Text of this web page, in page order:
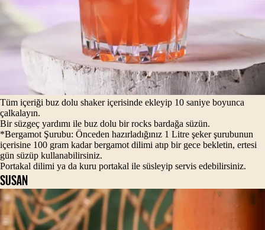
Tüm içeriği buz dolu shaker içerisinde ekleyip 10 saniye boyunca
çalkalayın.
Bir süzgeç yardımı ile buz dolu bir rocks bardağa süzün.
*Bergamot Şurubu: Önceden hazırladığınız 1 Litre şeker şurubunun
içerisine 100 gram kadar bergamot dilimi atıp bir gece bekletin, ertesi
gün süzüp kullanabilirsiniz.
Portakal dilimi ya da kuru portakal ile süsleyip servis edebilirsiniz.
SUSAN